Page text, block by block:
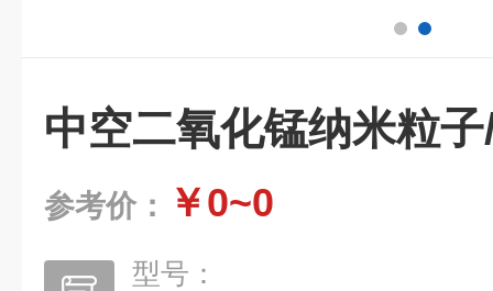
中空二氧化锰纳米粒
参考价： ￥0~0
型号：